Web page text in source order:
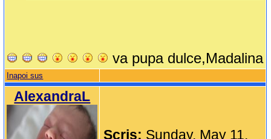
va pupa dulce,Madalina
Inapoi sus
AlexandraL
Scris: Sunday, May 11,